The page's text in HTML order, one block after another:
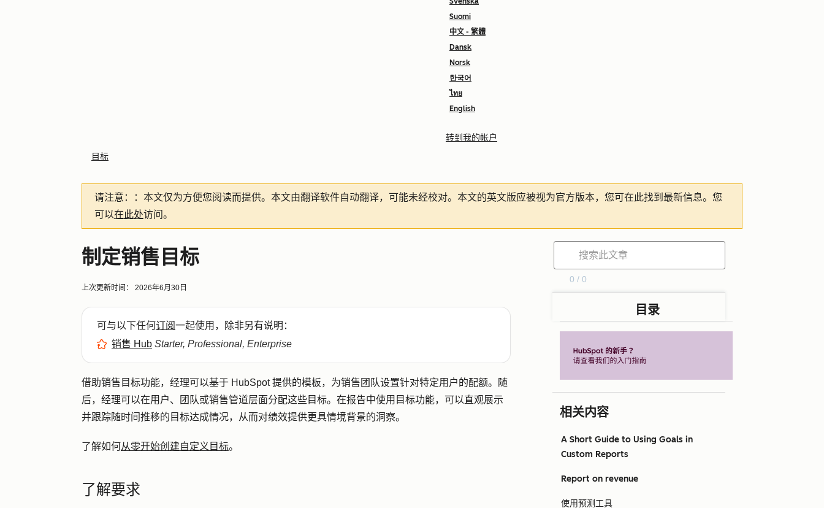
Suomi
中文 - 繁體
Dansk
Norsk
한국어
ไทย
English
转到我的帐户
目标
请注意： ：本文仅为方便您阅读而提供。 本文由翻译软件自动翻译，可能未经校对。本文的英文版应被视为官方版本，您可在此找到最新信息。您
可以在此处访问。
制定销售目标
上次更新时间： 2026年6月30日
可与以下任何订阅一起使用，除非另有说明：
销售 Hub Starter, Professional, Enterprise
借助销售目标功能，经理可以基于 HubSpot 提供的模板，为销售团队设置针对特定用户的配额。随
后，经理可以在用户、团队或销售管道层面分配这些目标。在报告中使用目标功能，可以直观展示
并跟踪随时间推移的目标达成情况，从而对绩效提供更具情境背景的洞察。
了解如何从零开始创建自定义目标。
了解要求
0 / 0
目录
相关内容
A Short Guide to Using Goals in
Custom Reports
Report on revenue
使用预测工具